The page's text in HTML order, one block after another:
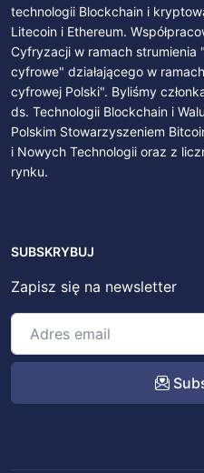
technologii Blockchain i
Litecoin i Ethereum.
Cyfryzacji w ramach strumienia
cyfrowe" działającego w
cyfrowej Polski". Byliśmy
ds. Technologii Blockchain i
Polskim Stowarzyszeniem
i Nowych Technologii oraz z
rynku.
SUBSKRYBUJ
Zapisz się na newsletter